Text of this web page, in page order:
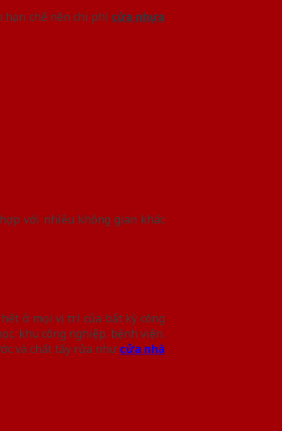
hạn chế nên chi phí cửa nhựa
với nhiều không gian khác
ở mọi vị trí của bất kỳ công
khu công nghiệp. bệnh viện.
và chất tẩy rửa như cửa nhà